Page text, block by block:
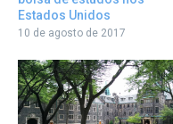
Estados Unidos
10 de agosto de 2017